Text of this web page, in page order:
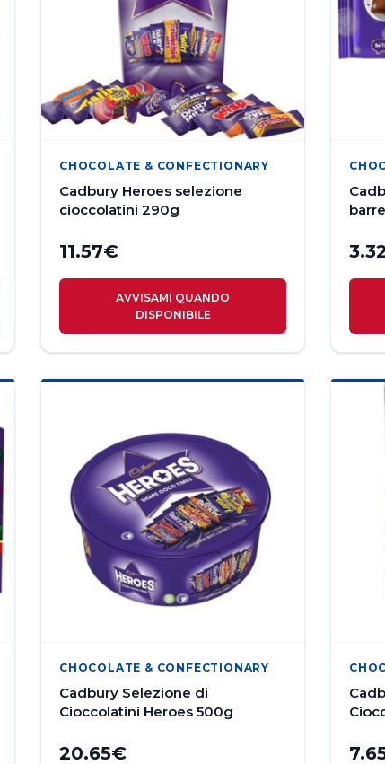
CHOCOLATE & CONFECTIONARY
Cadbury Heroes selezione
cioccolatini 290g
11.57€
AVVISAMI QUANDO
DISPONIBILE
CHOCOLATE & CONFECTIONARY
Cadbury Selezione di
Cioccolatini Heroes 500g
20.65€